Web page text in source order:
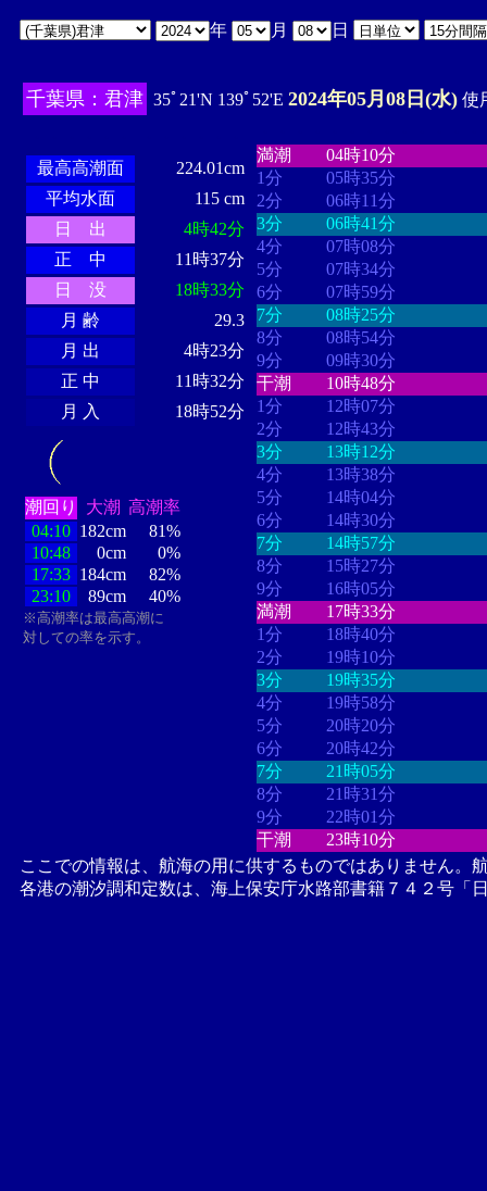
年 月 日
千葉県：君津 35ﾟ21'N 139ﾟ52'E 2024年05月08日(水) 使
最高高潮面
224.01cm
平均水面
115 cm
日 出
4時42分
正 中
11時37分
日 没
18時33分
月 齢
29.3
月 出
4時23分
正 中
11時32分
月 入
18時52分
潮回り 大潮 高潮率
04:10 182cm
81%
10:48
0cm
0%
17:33 184cm
82%
23:10
89cm 40%
※高潮率は最高高潮に
対しての率を示す。
満潮
04時10分
1分
05時35分
2分
06時11分
3分
06時41分
4分
07時08分
5分
07時34分
6分
07時59分
7分
08時25分
8分
08時54分
9分
09時30分
干潮
10時48分
1分
12時07分
2分
12時43分
3分
13時12分
4分
13時38分
5分
14時04分
6分
14時30分
7分
14時57分
8分
15時27分
9分
16時05分
満潮
17時33分
1分
18時40分
2分
19時10分
3分
19時35分
4分
19時58分
5分
20時20分
6分
20時42分
7分
21時05分
8分
21時31分
9分
22時01分
干潮
23時10分
ここでの情報は、航海の用に供するものではありません。
各港の潮汐調和定数は、海上保安庁水路部書籍７４２号「